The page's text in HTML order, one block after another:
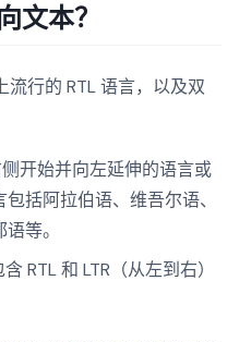
文本？
行的 RTL 语言，以及双
开始并向左延伸的语言或
括阿拉伯语、维吾尔语、
等。
RTL 和 LTR（从左到右）